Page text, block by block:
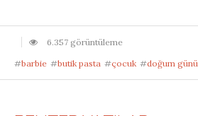
6.357 görüntüleme
#barbie #butik pasta #çocuk #doğum günü